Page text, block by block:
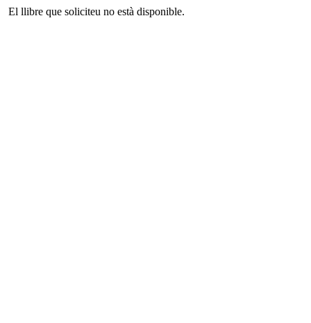
El llibre que soliciteu no està disponible.